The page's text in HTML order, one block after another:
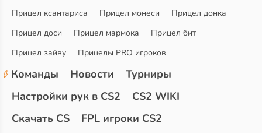
Прицел ксантариса
Прицел монеси
Прицел донка
Прицел доси
Прицел мармока
Прицел бит
Прицел зайву
Прицелы PRO игроков
Команды Новости
Турниры
Настройки рук в CS2
CS2 WIKI
Скачать CS
FPL игроки CS2